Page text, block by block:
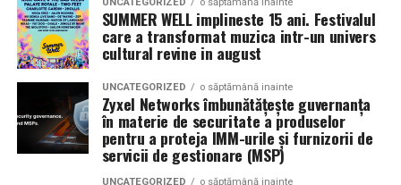
Pentru rezultate rapide și măsurabile, companiile
investesc în
promovare plătită Google, o metodă
eficientă de generare a lead-urilor și a vânzărilor.
Campaniile moderne permit segmentarea precisă a
publicului și optimizarea continuă a mesajelor. Acest
lucru contribuie la creșterea rentabilității investiției și la
La La Lime
– prospețime reinterpretată
Dacă preferi parfumurile fresh, luminoase și energice, La
La Lime este alegerea potrivită.
UNCATEGORIZED o săptămână inainte
SUMMER WELL implineste 15 ani. Festivalul
care a transformat muzica intr-un univers
cultural revine in august
UNCATEGORIZED o săptămână inainte
Zyxel Networks îmbunătățește guvernanța
în materie de securitate a produselor
pentru a proteja IMM-urile și furnizorii de
servicii de gestionare (MSP)
UNCATEGORIZED o săptămână inainte